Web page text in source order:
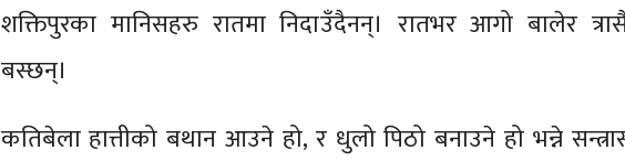
शक्तिपुरका मानिसहरु रातमा निदाउँदैनन्। रातभर आगो बालेर
बस्छन्।
कतिबेला हात्तीको बथान आउने हो, र धुलो पिठो बनाउने हो भन्ने